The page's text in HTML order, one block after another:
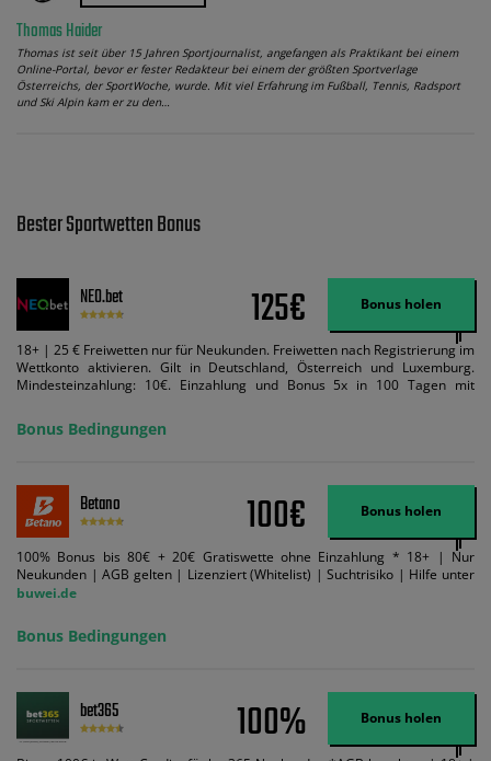
Thomas Haider
Thomas ist seit über 15 Jahren Sportjournalist, angefangen als Praktikant bei einem
Online-Portal, bevor er fester Redakteur bei einem der größten Sportverlage
Österreichs, der SportWoche, wurde. Mit viel Erfahrung im Fußball, Tennis, Radsport
und Ski Alpin kam er zu den…
Bester Sportwetten Bonus
NEO.bet 125€ Bonus holen
18+ | 25 € Freiwetten nur für Neukunden. Freiwetten nach Registrierung im
Wettkonto aktivieren. Gilt in Deutschland, Österreich und Luxemburg.
Mindesteinzahlung: 10€. Einzahlung und Bonus 5x in 100 Tagen mit
Bedingungen können geändert werden. AGB gelten. Lizenziert; Hilfe bei
Suchtrisiken: buwei.de.
Bonus Bedingungen
Betano 100€ Bonus holen
100% Bonus bis 80€ + 20€ Gratiswette ohne Einzahlung * 18+ | Nur
Neukunden | AGB gelten | Lizenziert (Whitelist) | Suchtrisiko | Hilfe unter
buwei.de
Bonus Bedingungen
bet365 100% Bonus holen